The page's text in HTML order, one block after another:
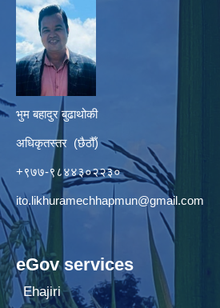
भुम बहादुर बुढाथोकी
अधिकृतस्तर (छैठौँ)
+९७७-९८४४३०२२३०
ito.likhuramechhapmun@gmail.com
eGov services
Ehajiri